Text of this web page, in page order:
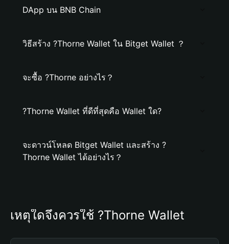
DApp บน BNB Chain
วิธีสร้าง ?Thorne Wallet ใน Bitget Wallet ？
จะซื้อ ?Thorne อย่างไร？
?Thorne Wallet ที่ดีที่สุดคือ Wallet ใด?
จะดาวน์โหลด Bitget Wallet และสร้าง ?
Thorne Wallet ได้อย่างไร？
เหตุใดจึงควรใช้ ?Thorne Wallet